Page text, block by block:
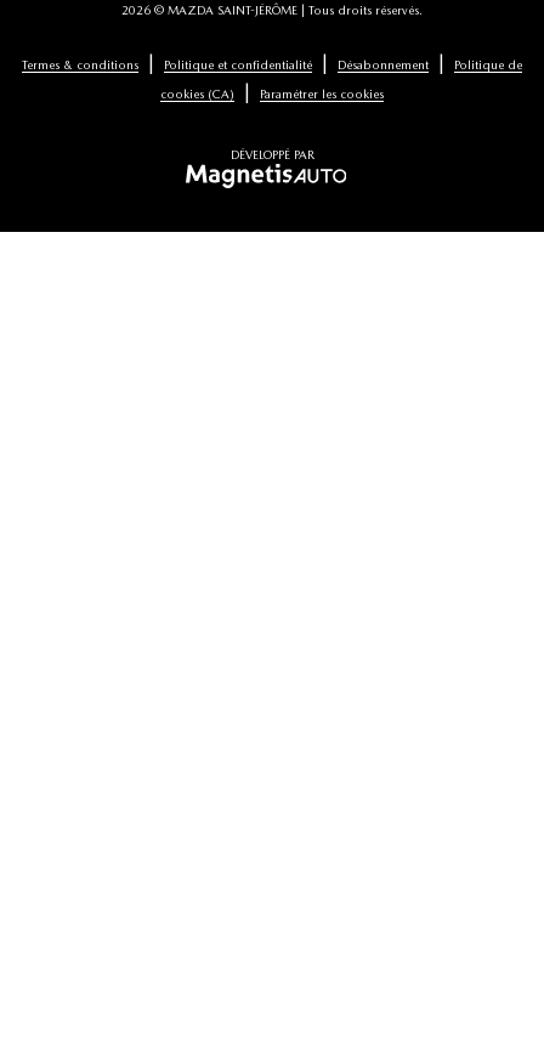
2026 © MAZDA SAINT-JÉRÔME | Tous droits réservés.
Termes & conditions | Politique et confidentialité | Désabonnement |
Politique de
cookies (CA)
| Paramétrer les cookies
DÉVELOPPÉ PAR